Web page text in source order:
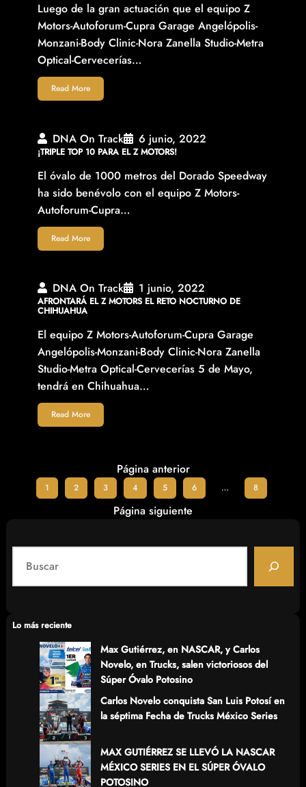
Luego de la gran actuación que el equipo Z
Motors-Autoforum-Cupra Garage Angelópolis-
Monzani-Body Clinic-Nora Zanella Studio-Metra
Optical-Cervecerías…
Read More
DNA On Track 6 junio, 2022
¡TRIPLE TOP 10 PARA EL Z MOTORS!
El óvalo de 1000 metros del Dorado Speedway
ha sido benévolo con el equipo Z Motors-
Autoforum-Cupra…
Read More
DNA On Track 1 junio, 2022
AFRONTARÁ EL Z MOTORS EL RETO NOCTURNO DE
CHIHUAHUA
El equipo Z Motors-Autoforum-Cupra Garage
Angelópolis-Monzani-Body Clinic-Nora Zanella
Studio-Metra Optical-Cervecerías 5 de Mayo,
tendrá en Chihuahua…
Read More
Página anterior
1 2 3 4 5 6 … 8
Página siguiente
a
cLo más reciente
Max Gutiérrez, en NASCAR, y Carlos
Novelo, en Trucks, salen victoriosos del
Súper Óvalo Potosino
Carlos Novelo conquista San Luis Potosí en
la séptima Fecha de Trucks México Series
MAX GUTIÉRREZ SE LLEVÓ LA NASCAR
MÉXICO SERIES EN EL SÚPER ÓVALO
POTOSINO